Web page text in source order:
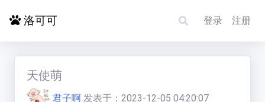
洛可可 登录 注册
天使萌
君子啊 发表于： 2023-12-05 04:20:07